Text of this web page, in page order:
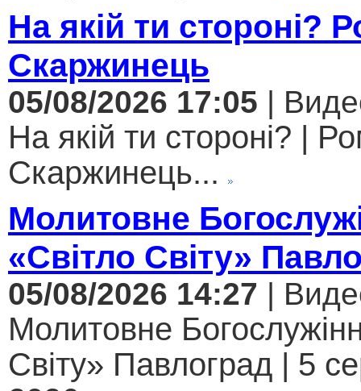
На якій ти стороні?
Скаржинець
05/08/2026 17:05 |
На якій ти стороні? |
Скаржинець...
Молитовне
«Світло Світу»
05/08/2026 14:27 |
Молитовне
Світу» Павлоград | 5